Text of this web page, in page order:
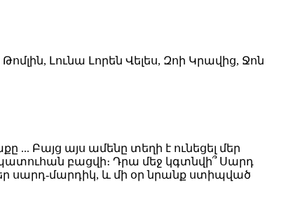
Լունա Լորեն Վելես, Զոի Կրավից, Ջոն
Բայց այս ամենը տեղի է ունեցել մեր
պատուհան բացվի։ Դրա մեջ կգտնվի՞ Սարդ
սարդ-մարդիկ, և մի օր նրանք ստիպված